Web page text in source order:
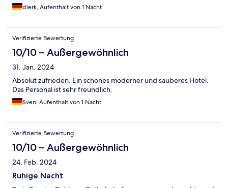
dierk, Aufenthalt von 1 Nacht
Verifizierte Bewertung
10/10 – Außergewöhnlich
31. Jan. 2024
Absolut zufrieden. Ein schönes moderner und sauberes Hotel.
Das Personal ist sehr freundlich.
Sven, Aufenthalt von 1 Nacht
Verifizierte Bewertung
10/10 – Außergewöhnlich
24. Feb. 2024
Ruhige Nacht